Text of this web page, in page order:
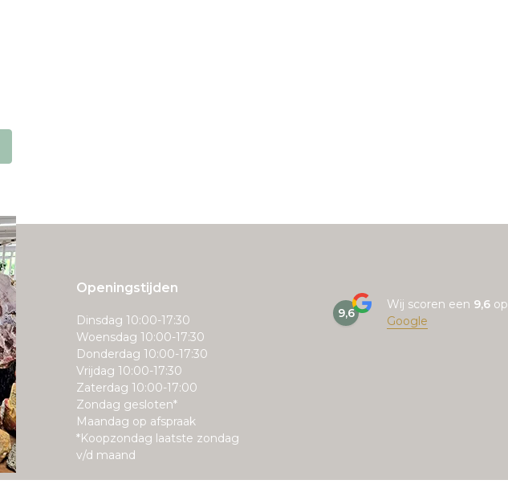
Openingstijden
Dinsdag 10:00-17:30
Woensdag 10:00-17:30
Donderdag 10:00-17:30
Vrijdag 10:00-17:30
Zaterdag 10:00-17:00
Zondag gesloten*
Maandag op afspraak
*Koopzondag laatste zondag
v/d maand
9,6
Wij scoren een 9,6 op
Google